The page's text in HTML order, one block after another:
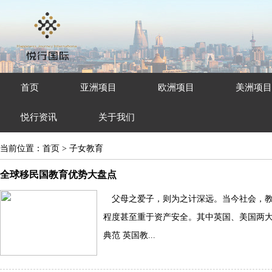
首页 亚洲项目 欧洲项目 美洲项目
悦行资讯 关于我们
当前位置： 首页 > 子女教育
全球移民国教育优势大盘点
父母之爱子，则为之计深远。当今社会，
程度甚至重于资产安全。其中英国、美国两
典范 英国教...